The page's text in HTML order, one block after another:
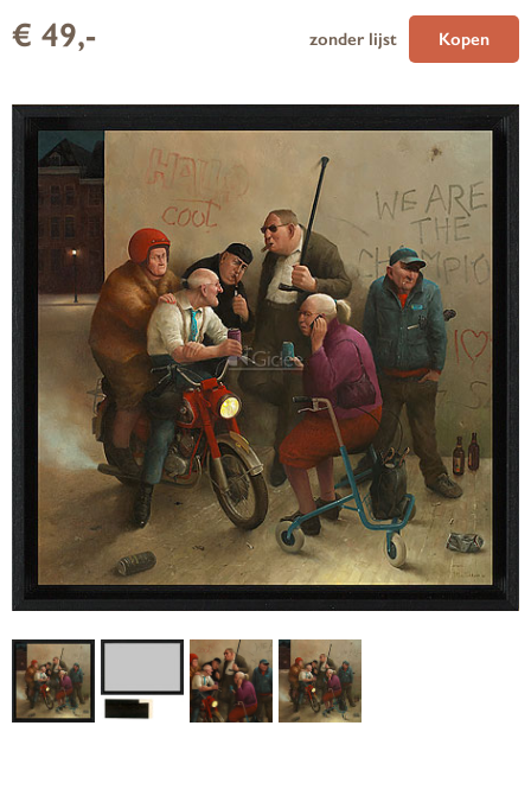
€ 49,- Kopen
zonder lijst